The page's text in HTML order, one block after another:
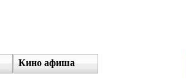
Кино афиша